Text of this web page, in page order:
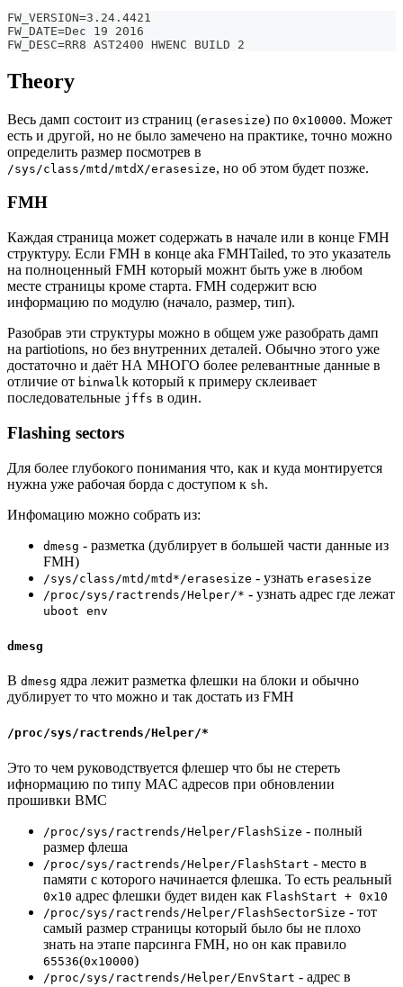
FW_VERSION=3.24.4421
FW_DATE=Dec 19 2016
FW_DESC=RR8 AST2400 HWENC BUILD 2
Theory
Весь дамп состоит из страниц (erasesize) по 0x10000. Может
есть и другой, но не было замечено на практике, точно можно
определить размер посмотрев в
/sys/class/mtd/mtdX/erasesize, но об этом будет позже.
FMH
Каждая страница может содержать в начале или в конце FMH
структуру. Если FMH в конце aka FMHTailed, то это указатель
на полноценный FMH который можнт быть уже в любом
месте страницы кроме старта. FMH содержит всю
информацию по модулю (начало, размер, тип).
Разобрав эти структуры можно в общем уже разобрать дамп
на partiotions, но без внутренних деталей. Обычно этого уже
достаточно и даёт НА МНОГО более релевантные данные в
отличие от binwalk который к примеру склеивает
последовательные jffs в один.
Flashing sectors
Для более глубокого понимания что, как и куда монтируется
нужна уже рабочая борда с доступом к sh.
Инфомацию можно собрать из:
dmesg - разметка (дублирует в большей части данные из
FMH)
/sys/class/mtd/mtd*/erasesize - узнать erasesize
/proc/sys/ractrends/Helper/* - узнать адрес где лежат
uboot env
dmesg
В dmesg ядра лежит разметка флешки на блоки и обычно
дублирует то что можно и так достать из FMH
/proc/sys/ractrends/Helper/*
Это то чем руководствуется флешер что бы не стереть
ифнормацию по типу MAC адресов при обновлении
прошивки BMC
/proc/sys/ractrends/Helper/FlashSize - полный
размер флеша
/proc/sys/ractrends/Helper/FlashStart - место в
памяти с которого начинается флешка. То есть реальный
0x10 адрес флешки будет виден как FlashStart + 0x10
/proc/sys/ractrends/Helper/FlashSectorSize - тот
самый размер страницы который было бы не плохо
знать на этапе парсинга FMH, но он как правило
65536(0x10000)
/proc/sys/ractrends/Helper/EnvStart - адрес в